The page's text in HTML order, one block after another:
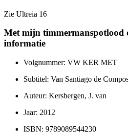
Zie Ultreia 16
Met mijn timmermanspotlood
informatie
Volgnummer: VW KER MET
Subtitel: Van Santiago de
Auteur: Kersbergen, J. van
Jaar: 2012
ISBN: 9789089544230